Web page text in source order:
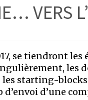
VERS
se tiendront
les
les starting-
d’envoi d’une